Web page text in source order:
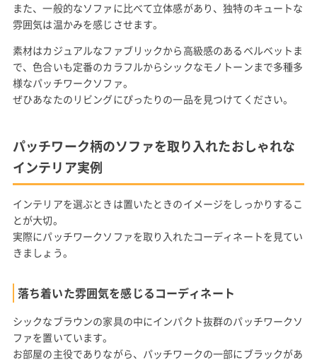
また、一般的なソファに比べて立体感があり、独特のキュートな
雰囲気は温かみを感じさせます。
素材はカジュアルなファブリックから高級感のあるベルベットま
で、色合いも定番のカラフルからシックなモノトーンまで多種多
様なパッチワークソファ。
ぜひあなたのリビングにぴったりの一品を見つけてください。
パッチワーク柄のソファを取り入れたおしゃれな
インテリア実例
インテリアを選ぶときは置いたときのイメージをしっかりするこ
とが大切。
実際にパッチワークソファを取り入れたコーディネートを見てい
きましょう。
落ち着いた雰囲気を感じるコーディネート
シックなブラウンの家具の中にインパクト抜群のパッチワークソ
ファを置いています。
お部屋の主役でありながら、パッチワークの一部にブラックがあ